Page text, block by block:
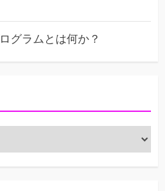
グラムとは何か？